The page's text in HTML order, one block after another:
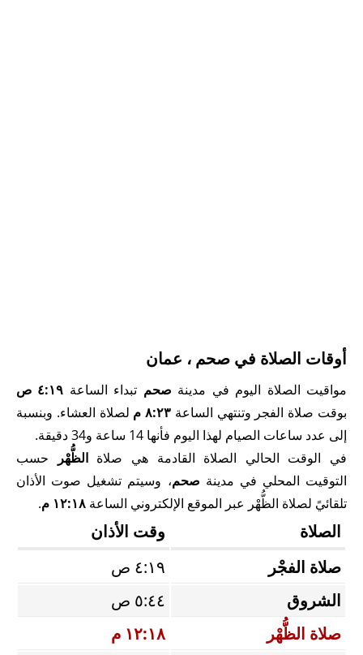
أوقات الصلاة في صحم ، عمان
مواقيت الصلاة اليوم في مدينة صحم تبداء الساعة ٤:١٩ ص
بوقت صلاة الفجر وتنتهي الساعة ٨:٢٣ م
لصلاة العشاء. وبنسبة
إلى عدد ساعات الصيام لهذا اليوم فأنها 14 ساعة و34 دقيقة.
في الوقت الحالي الصلاة القادمة هي صلاةالظُّهْر
حسب
التوقيت المحلي في مدينة صحم، وسيتم تشغيل صوت الأذان
تلقائيً لصلاة الظُّهْر عبر الموقع الإلكتروني الساعة ١٢:١٨ م .
الصلاة
وقت الأذان
صلاة الفجْر
٤:١٩ ص
الشروق
٥:٤٤ ص
صلاة الظُّهْر
١٢:١٨ م